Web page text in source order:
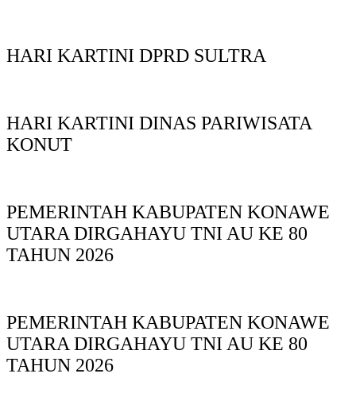
HARI KARTINI DPRD SULTRA
HARI KARTINI DINAS PARIWISATA
KONUT
PEMERINTAH KABUPATEN KONAWE
UTARA DIRGAHAYU TNI AU KE 80
TAHUN 2026
PEMERINTAH KABUPATEN KONAWE
UTARA DIRGAHAYU TNI AU KE 80
TAHUN 2026